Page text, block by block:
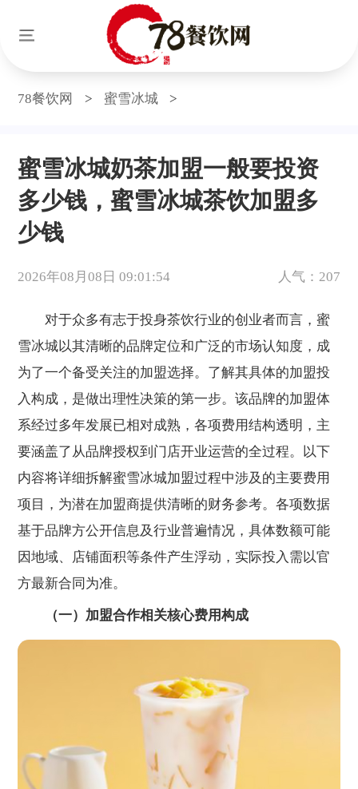
78餐饮网 > 蜜雪冰城 >
蜜雪冰城奶茶加盟一般要投资
多少钱，蜜雪冰城茶饮加盟多
少钱
2026年08月08日 09:01:54 人气：207
对于众多有志于投身茶饮行业的创业者而言，蜜
雪冰城以其清晰的品牌定位和广泛的市场认知度，成
为了一个备受关注的加盟选择。了解其具体的加盟投
入构成，是做出理性决策的第一步。该品牌的加盟体
系经过多年发展已相对成熟，各项费用结构透明，主
要涵盖了从品牌授权到门店开业运营的全过程。以下
内容将详细拆解蜜雪冰城加盟过程中涉及的主要费用
项目，为潜在加盟商提供清晰的财务参考。各项数据
基于品牌方公开信息及行业普遍情况，具体数额可能
因地域、店铺面积等条件产生浮动，实际投入需以官
方最新合同为准。
（一）加盟合作相关核心费用构成